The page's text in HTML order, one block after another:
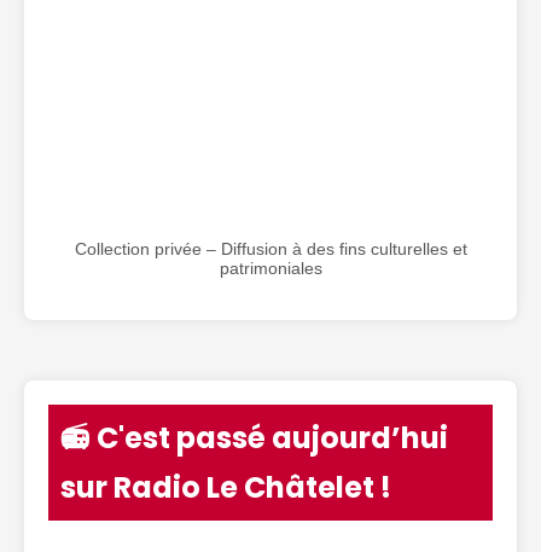
Collection privée – Diffusion à des fins culturelles et
patrimoniales
📻 C'est passé aujourd’hui
sur Radio Le Châtelet !